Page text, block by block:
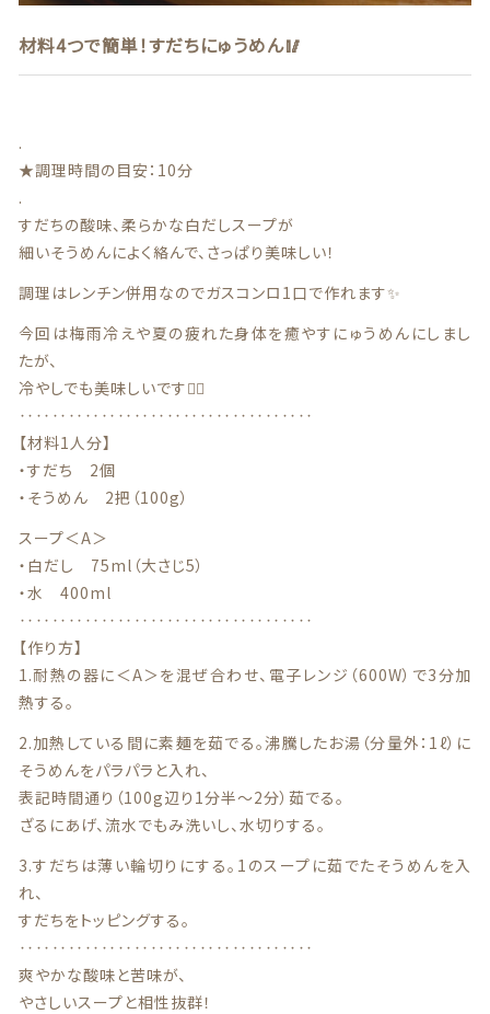
材料4つで簡単！すだちにゅうめん🥢
.
★調理時間の目安：10分
.
すだちの酸味、柔らかな白だしスープが
細いそうめんによく絡んで、さっぱり美味しい！
調理はレンチン併用なのでガスコンロ1口で作れます✨
今回は梅雨冷えや夏の疲れた身体を癒やすにゅうめんにしまし
たが、
冷やしでも美味しいです🙆‍♀️
‥‥‥‥‥‥‥‥‥‥‥‥‥‥‥‥‥‥
【材料1人分】
・すだち 2個
・そうめん 2把（100g）
スープ＜A＞
・白だし 75ml（大さじ5）
・水 400ml
‥‥‥‥‥‥‥‥‥‥‥‥‥‥‥‥‥‥
【作り方】
1.耐熱の器に＜A＞を混ぜ合わせ、電子レンジ（600W）で3分加
熱する。
2.加熱している間に素麺を茹でる。沸騰したお湯（分量外：1ℓ）に
そうめんをパラパラと入れ、
表記時間通り（100g辺り1分半〜2分）茹でる。
ざるにあげ、流水でもみ洗いし、水切りする。
3.すだちは薄い輪切りにする。1のスープに茹でたそうめんを入
れ、
すだちをトッピングする。
‥‥‥‥‥‥‥‥‥‥‥‥‥‥‥‥‥‥
爽やかな酸味と苦味が、
やさしいスープと相性抜群！
最近チェックした商品
ご利用ガイド
当店について
ブログ
よくある質問
プライバシーポリシー
特定商取引法に基づく表記
お問い合わせ
看板犬こうめ YouTube
808青果店 公式YouTube
© 2021 株式会社YAOHACHI